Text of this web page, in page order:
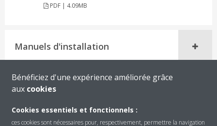
PDF | 4.09MB
Manuels d'installation
Bénéficiez d'une expérience améliorée grâce
aux cookies
Cookies essentiels et fonctionnels :
ces cookies sont nécessaires pour, respectivement, permettre la navigation